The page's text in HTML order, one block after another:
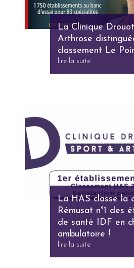
La Clinique
Arthrose
classement Le
lire la suite
La HAS classe la
Rémusat n°1 des
de santé IDF en
ambulatoire !
lire la suite